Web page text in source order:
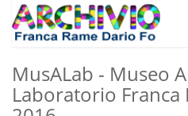
MusALab - Museo
Laboratorio Franca